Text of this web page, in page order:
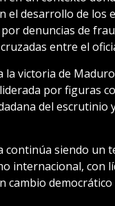
el desarrollo de los
denuncias de
entre el
la victoria de
por figuras
del
continúa siendo un
internacional, con
cambio